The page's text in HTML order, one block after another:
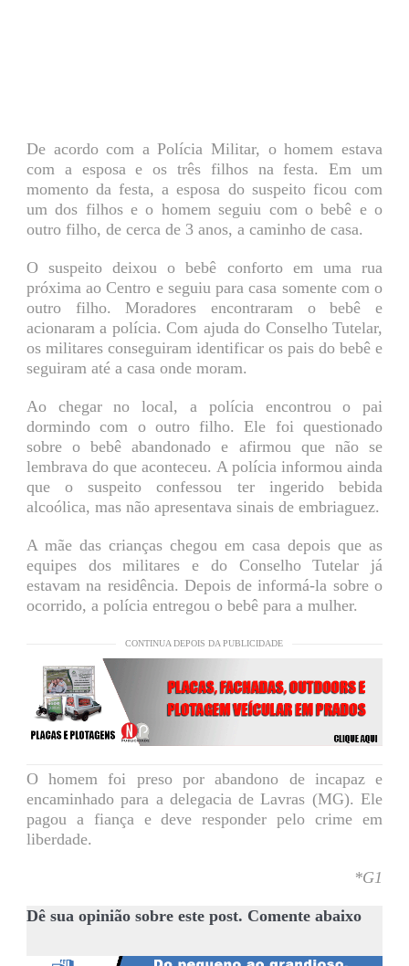
De acordo com a Polícia Militar, o homem estava
com a esposa e os três filhos na festa. Em um
momento da festa, a esposa do suspeito ficou com
um dos filhos e o homem seguiu com o bebê e o
outro filho, de cerca de 3 anos, a caminho de casa.
O suspeito deixou o bebê conforto em uma rua
próxima ao Centro e seguiu para casa somente com o
outro filho. Moradores encontraram o bebê e
acionaram a polícia. Com ajuda do Conselho Tutelar,
os militares conseguiram identificar os pais do bebê e
seguiram até a casa onde moram.
Ao chegar no local, a polícia encontrou o pai
dormindo com o outro filho. Ele foi questionado
sobre o bebê abandonado e afirmou que não se
lembrava do que aconteceu. A polícia informou ainda
que o suspeito confessou ter ingerido bebida
alcoólica, mas não apresentava sinais de embriaguez.
A mãe das crianças chegou em casa depois que as
equipes dos militares e do Conselho Tutelar já
estavam na residência. Depois de informá-la sobre o
ocorrido, a polícia entregou o bebê para a mulher.
CONTINUA DEPOIS DA PUBLICIDADE
O homem foi preso por abandono de incapaz e
encaminhado para a delegacia de Lavras (MG). Ele
pagou a fiança e deve responder pelo crime em
liberdade.
*G1
Dê sua opinião sobre este post. Comente abaixo